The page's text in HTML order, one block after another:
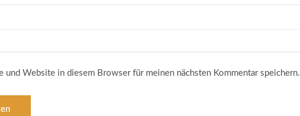
und Website in diesem Browser für meinen nächsten Kommentar speichern.